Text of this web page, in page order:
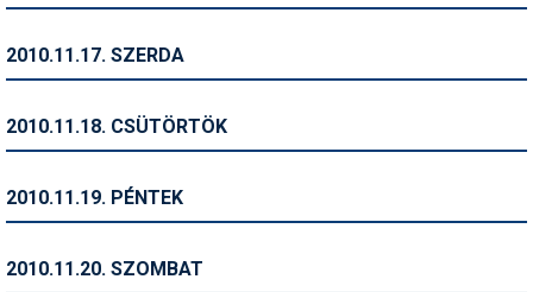
Síszerviz
Snowboard
2010.11.17. SZERDA
2010.11.18. CSÜTÖRTÖK
2010.11.19. PÉNTEK
2010.11.20. SZOMBAT